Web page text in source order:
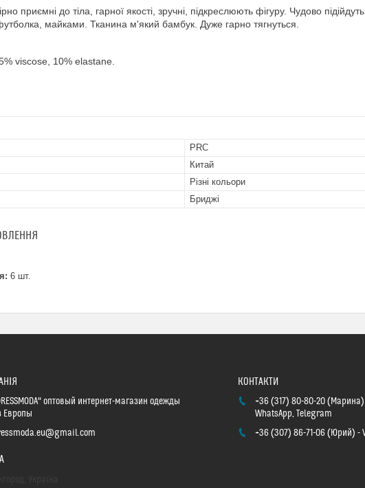
приємні до тіла, гарної якості, зручні, підкреслюють фігуру. Чудово
майками. Тканина м'який бамбук. Дуже гарно тягнуться.
viscose, 10% elastane.
PRC
Китай
Різні кольори
Бриджі
6 шт.
оптовый интернет-магазин одежды
Европы
+36 (317) 80-80-20 Марина
WhatsApp, Telegram
+36 (307) 86-71-06
Юрий